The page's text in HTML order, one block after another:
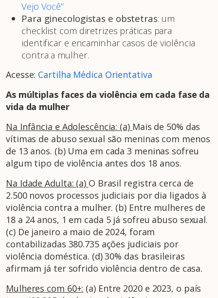
Vejo Você”
Para ginecologistas e obstetras: um
checklist com diretrizes práticas para
identificar e encaminhar casos de violência
contra a mulher.
Acesse: Cartilha Médica Orientativa
As múltiplas faces da violência em cada fase da
vida da mulher
Na Infância e Adolescência: (a) Mais de 50% das
vítimas de abuso sexual são meninas com menos
de 13 anos. (b) Uma em cada 3 meninas sofreu
algum tipo de violência antes dos 18 anos.
Na Idade Adulta: (a) O Brasil registra cerca de
2.500 novos processos judiciais por dia ligados à
violência contra a mulher. (b) Entre mulheres de
18 a 24 anos, 1 em cada 5 já sofreu abuso sexual.
(c) De janeiro a maio de 2024, foram
contabilizadas 380.735 ações judiciais por
violência doméstica. (d) 30% das brasileiras
afirmam já ter sofrido violência dentro de casa.
Mulheres com 60+: (a) Entre 2020 e 2023, o país